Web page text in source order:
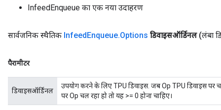
InfeedEnqueue का एक नया उदाहरण
सार्वजनिक स्थैतिक InfeedEnqueue.Options डिवाइसऑर्डिनल (लंबा
पैरामीटर
डिवाइसऑर्डिनल
उपयोग करने के लिए TPU डिवाइस. जब Op TPU डिवाइस पर
पर Op चल रहा हो तो यह >= 0 होना चाहिए।